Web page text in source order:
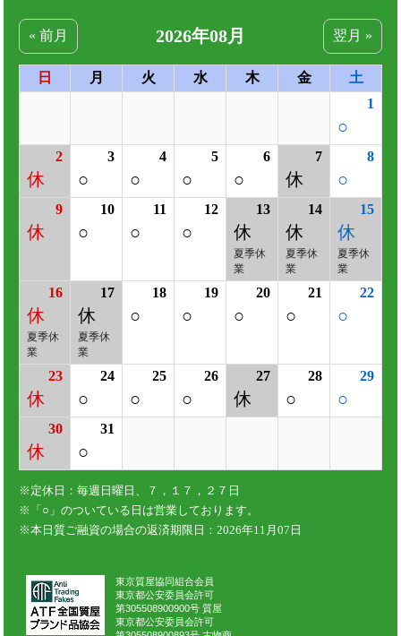
東京質屋協同組合会員
東京都公安委員会許可
第305508900900号 質屋
東京都公安委員会許可